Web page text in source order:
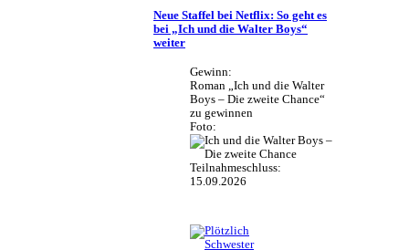
Neue Staffel bei Netflix: So geht es
bei „Ich und die Walter Boys“
weiter
Gewinn:
Roman „Ich und die Walter
Boys – Die zweite Chance“
zu gewinnen
Foto:
Teilnahmeschluss:
15.09.2026